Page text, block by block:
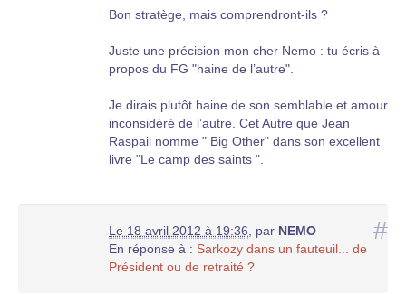
Bon stratège, mais comprendront-ils ?
Juste une précision mon cher Nemo : tu écris à
propos du FG "haine de l’autre".
Je dirais plutôt haine de son semblable et amour
inconsidéré de l’autre. Cet Autre que Jean
Raspail nomme " Big Other" dans son excellent
livre "Le camp des saints ".
#
Le 18 avril 2012 à 19:36 par NEMO
En réponse à : Sarkozy dans un fauteuil... de
Président ou de retraité ?